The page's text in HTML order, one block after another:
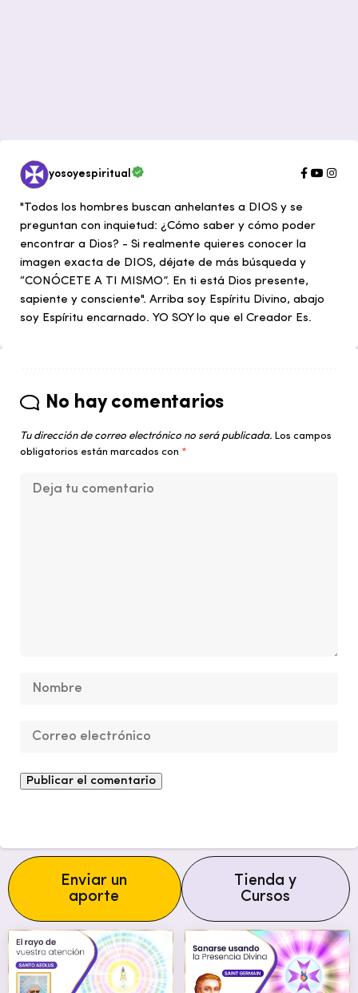
yosoyespiritual
"Todos los hombres buscan anhelantes a DIOS y se
preguntan con inquietud: ¿Cómo saber y cómo poder
encontrar a Dios? - Si realmente quieres conocer la
imagen exacta de DIOS, déjate de más búsqueda y
“CONÓCETE A TI MISMO”. En ti está Dios presente,
sapiente y consciente". Arriba soy Espíritu Divino, abajo
soy Espíritu encarnado. YO SOY lo que el Creador Es.
No hay comentarios
Tu dirección de correo electrónico no será publicada. Los campos
obligatorios están marcados con *
Enviar un
aporte
Tienda y
Cursos